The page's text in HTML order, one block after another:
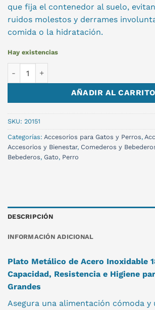
que fija el contenedor al suelo,
ruidos molestos y derrames
comida o la hidratación.
Hay existencias
AÑADIR AL CARRITO
SKU: 20151
Categorías: Accesorios para Gatos y Perros,
Accesorios y Bienestar, Comederos y
Bebederos, Gato, Perro
DESCRIPCIÓN
INFORMACIÓN ADICIONAL
Plato Metálico de Acero Inoxidable
Capacidad, Resistencia e Higiene
Grandes
Asegura una alimentación cómoda y